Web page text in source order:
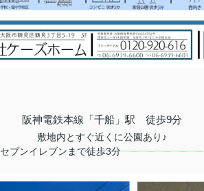
阪神電鉄本線「千船」駅 徒歩9分
敷地内とすぐ近くに公園あり♪
セブンイレブンまで徒歩3分━─━─━─━─━─